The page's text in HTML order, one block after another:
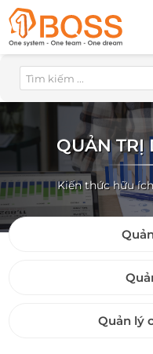
QUẢN TRỊ
Kiến thức hữu
Quản lý